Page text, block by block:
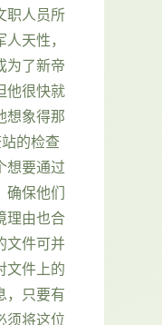
职人员所
天性，
为了新帝
他很快就
想象得那
的检查
想要通过
确保他们
理由也合
文件可并
文件上的
，只要有
须将这位